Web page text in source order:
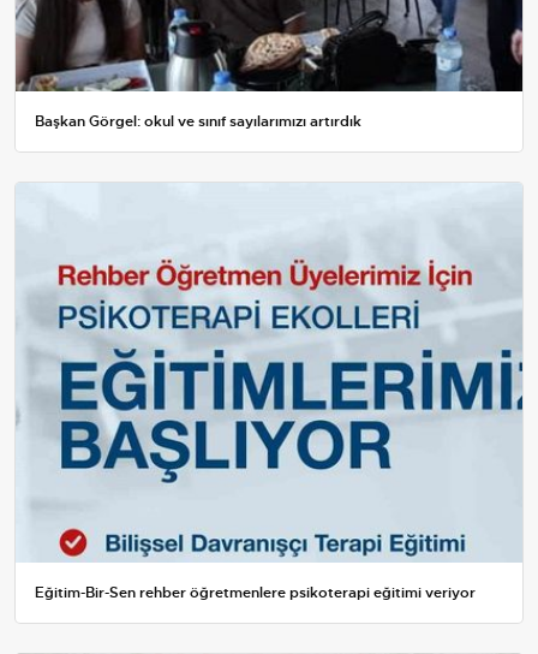
Başkan Görgel: okul ve sınıf sayılarımızı artırdık
Eğitim-Bir-Sen rehber öğretmenlere psikoterapi eğitimi veriyor